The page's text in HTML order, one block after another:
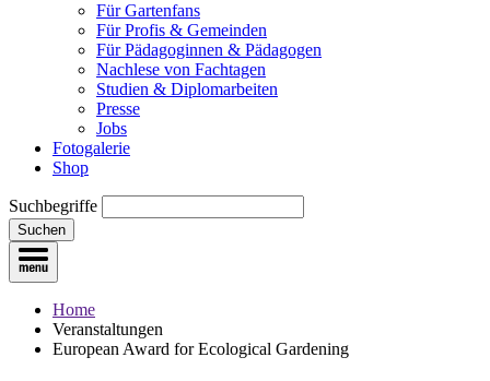
Für Gartenfans
Für Profis & Gemeinden
Für Pädagoginnen & Pädagogen
Nachlese von Fachtagen
Studien & Diplomarbeiten
Presse
Jobs
Fotogalerie
Shop
Suchbegriffe
Suchen
Home
Veranstaltungen
European Award for Ecological Gardening